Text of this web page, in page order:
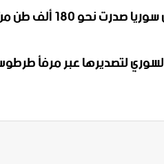
السابق قبل نحو سبعة أشهر”.
لتصديرها عبر مرفأ